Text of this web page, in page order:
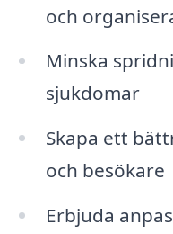
och
Minska
sjukdomar
Skapa ett
och besökare
Erbjuda